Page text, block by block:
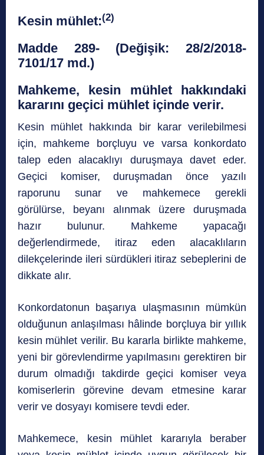
Kesin mühlet:(2)
Madde 289- (Değişik: 28/2/2018-
7101/17 md.)
Mahkeme, kesin mühlet hakkındaki
kararını geçici mühlet içinde verir.
Kesin mühlet hakkında bir karar verilebilmesi
için, mahkeme borçluyu ve varsa konkordato
talep eden alacaklıyı duruşmaya davet eder.
Geçici komiser, duruşmadan önce yazılı
raporunu sunar ve mahkemece gerekli
görülürse, beyanı alınmak üzere duruşmada
hazır bulunur. Mahkeme yapacağı
değerlendirmede, itiraz eden alacaklıların
dilekçelerinde ileri sürdükleri itiraz sebeplerini de
dikkate alır.
Konkordatonun başarıya ulaşmasının mümkün
olduğunun anlaşılması hâlinde borçluya bir yıllık
kesin mühlet verilir. Bu kararla birlikte mahkeme,
yeni bir görevlendirme yapılmasını gerektiren bir
durum olmadığı takdirde geçici komiser veya
komiserlerin görevine devam etmesine karar
verir ve dosyayı komisere tevdi eder.
Mahkemece, kesin mühlet kararıyla beraber